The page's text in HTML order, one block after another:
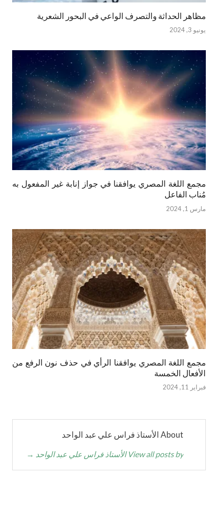
مظاهر الحداثة والتصرف الواعي في البحور الشعرية
يونيو 3, 2024
مجمع اللغة المصري يوافقنا في جواز إنابة غير المفعول به
مُناب الفاعل
مارس 1, 2024
مجمع اللغة المصري يوافقنا الرأي في حذف نون الرفع من
الأفعال الخمسة
فبراير 11, 2024
About الأستاذ فراس علي عبد الواحد
View all posts by الأستاذ فراس علي عبد الواحد →